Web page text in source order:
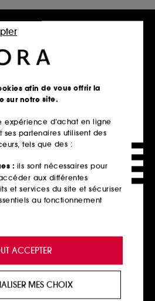
À partir de
306,67€
HERMÈS
Un Jardin à Cythère
Huile sèche corps et cheveux
4
afin de vous offrir la
sur notre site.
expérience d’achat en ligne
ses partenaires utilisent des
tels que des :
: ils sont nécessaires pour
aux différentes
et services du site et sécuriser
au fonctionnement
ne peuvent être désactivés.
enrichie et
recommandant des
et des contenus qui
promotionnelles adaptées à
ACCEPTER
MES CHOIX